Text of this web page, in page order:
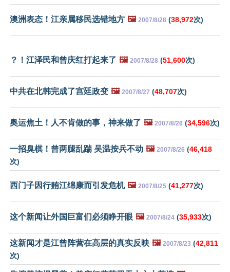
澳洲表态！江亲属移民选错地方 🖼️ 2007/8/28 (38,972次)
？！江泽民和曾庆红打起来了 🖼️ 2007/8/28 (51,600次)
中共在北韩完成了宫廷政变 🖼️ 2007/8/27 (48,707次)
奥运焦土！人不肯做的事，神来做了 🖼️ 2007/8/26 (34,596次)
一招臭棋！曾两腿乱踹 吴温按兵不动 🖼️ 2007/8/26 (46,418
次)
西门子因行贿江绵康而引发危机 🖼️ 2007/8/25 (41,277次)
这个新闻让外国巨富们必须睁开眼 🖼️ 2007/8/24 (35,933次)
这新闻才是江曾阵营在高层的真实反映 🖼️ 2007/8/23 (42,811
次)